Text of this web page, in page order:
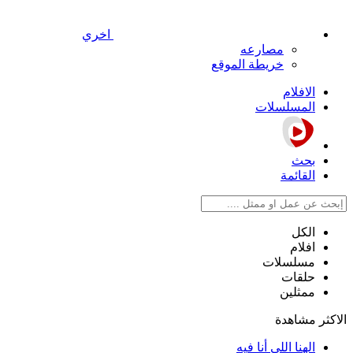
اخري
مصارعه
خريطة الموقع
الافلام
المسلسلات
بحث
القائمة
الكل
افلام
مسلسلات
حلقات
ممثلين
الاكثر مشاهدة
الهنا اللي أنا فيه